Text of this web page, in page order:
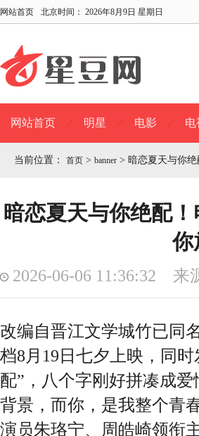
网站首页 北京时间： 2026年8月9日 星期日
网站首页 明星 电影 电
当前位置： 首页 > banner > 暗恋夏天与你
暗恋夏天与你绝配
你
2026-06-06 11:36:32 来
改编自晋江文学城竹已同
档8月19日七夕上映 ， 同时
配”，八个字刚好拼凑成
背景，而你，是我整个青
演员朱珞宁、周皓崎领衔